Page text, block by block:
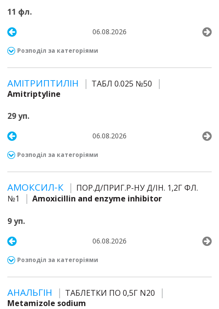
11 фл.
06.08.2026
Розподіл за категоріями
АМІТРИПТИЛІН
ТАБЛ 0.025 №50
Amitriptyline
29 уп.
06.08.2026
Розподіл за категоріями
АМОКСИЛ-К
ПОР.Д/ПРИГ.Р-НУ Д/ІН. 1,2Г ФЛ.
№1
Amoxicillin and enzyme inhibitor
9 уп.
06.08.2026
Розподіл за категоріями
АНАЛЬГІН
ТАБЛЕТКИ ПО 0,5Г N20
Metamizole sodium